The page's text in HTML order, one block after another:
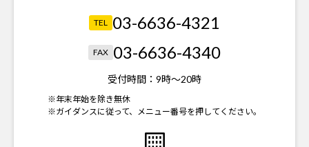
TEL 03-6636-4321
FAX 03-6636-4340
受付時間： 9時～20時
※年末年始を除き無休
※ガイダンスに従って、メニュー番号を押してください。